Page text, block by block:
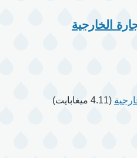
الخارجية
(4.11 ميغابايت)